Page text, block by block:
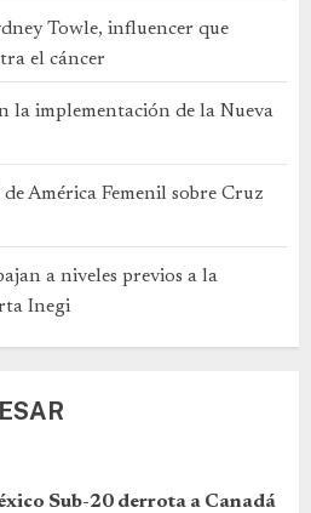
Towle, influencer que
el cáncer
la implementación de la Nueva
América Femenil sobre Cruz
a niveles previos a la
Inegi
Sub-20 derrota a Canadá